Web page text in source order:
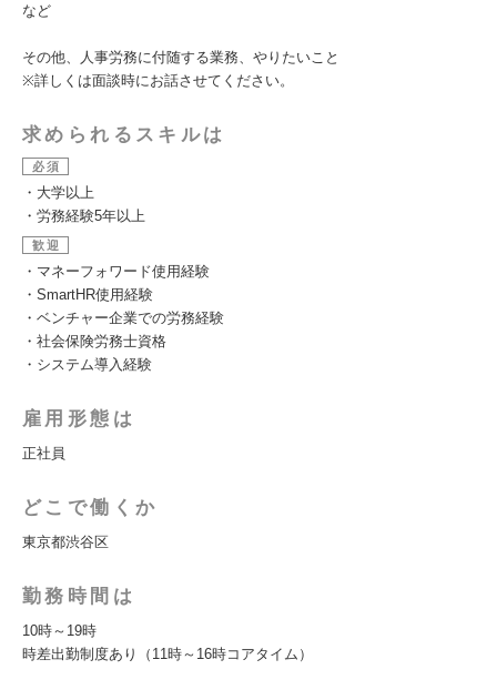
など
その他、人事労務に付随する業務、やりたいこと
※詳しくは面談時にお話させてください。
求められるスキルは
必須
・大学以上
・労務経験5年以上
歓迎
・マネーフォワード使用経験
・SmartHR使用経験
・ベンチャー企業での労務経験
・社会保険労務士資格
・システム導入経験
雇用形態は
正社員
どこで働くか
東京都渋谷区
勤務時間は
10時～19時
時差出勤制度あり（11時～16時コアタイム）